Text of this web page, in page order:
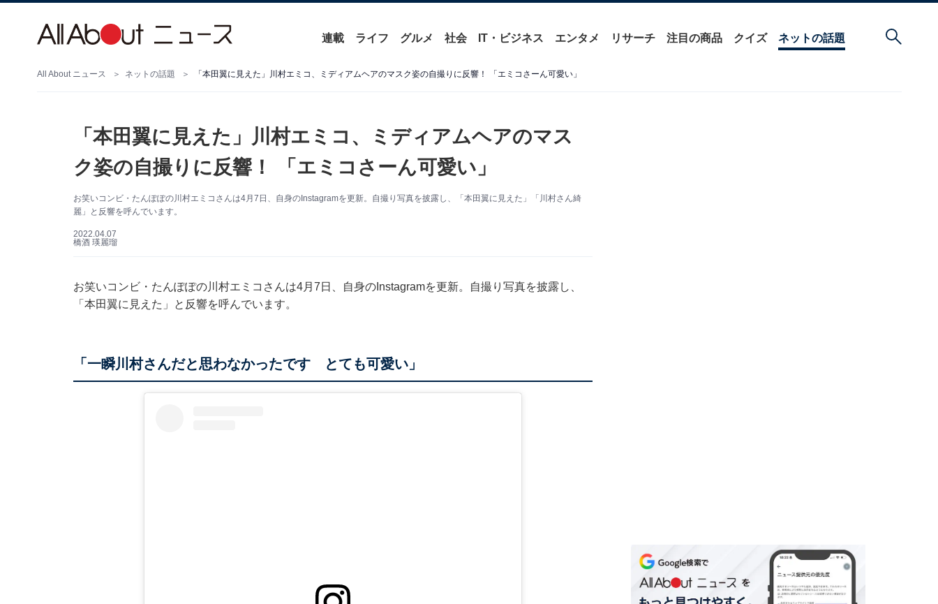
連載 ライフ グルメ 社会 IT・ビジネス エンタメ リサーチ 注目の商品 クイズ ネットの話題
All About ニュース ネットの話題 「本田翼に見えた」川村エミコ、ミディアムヘアのマスク姿の自撮りに反響！ 「エミコさーん可愛い」
「本田翼に見えた」川村エミコ、ミディアムヘアのマス
ク姿の自撮りに反響！ 「エミコさーん可愛い」
お笑いコンビ・たんぽぽの川村エミコさんは4月7日、自身のInstagramを更新。自撮り写真を披露し、「本田翼に見えた」「川村さん綺
麗」と反響を呼んでいます。
2022.04.07
橋酒 瑛麗瑠
お笑いコンビ・たんぽぽの川村エミコさんは4月7日、自身のInstagramを更新。自撮り写真を披露し、
「本田翼に見えた」と反響を呼んでいます。
「一瞬川村さんだと思わなかったです とても可愛い」